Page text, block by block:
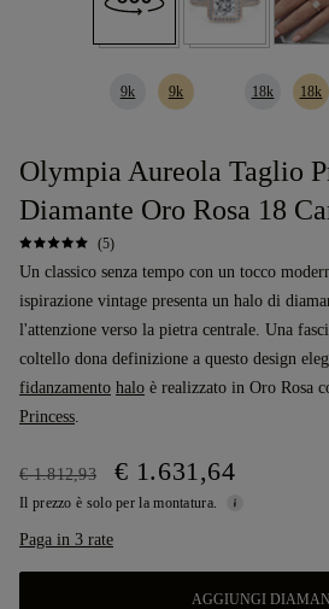
9k 9k 18k 18k
Olympia Aureola Taglio
Diamante Oro Rosa 18
(5)
Un classico senza tempo con un tocco
ispirazione vintage presenta un halo di
l'attenzione verso la pietra centrale. Una
coltello dona definizione a questo design
fidanzamento halo è realizzato in Oro Rosa
Princess.
€ 1.812,93 € 1.631,64
Il prezzo è solo per la montatura.
Paga in 3 rate
AGGIUNGI